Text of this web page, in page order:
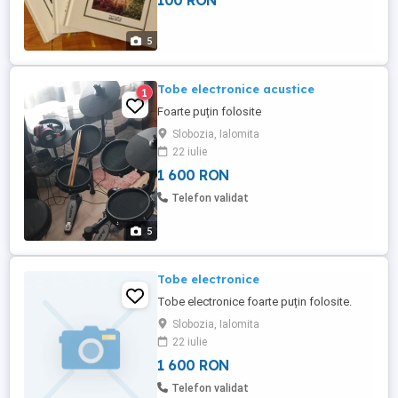
5
5
1 Tobe electronice acustice
Foarte puțin folosite
Slobozia, Ialomita
22 iulie
1 600 RON
Telefon validat
Tobe electronice
Tobe electronice foarte puțin folosite.
Slobozia, Ialomita
22 iulie
1 600 RON
Telefon validat